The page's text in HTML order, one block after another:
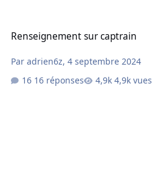
Renseignement sur captrain
Paradrien6z,4 septembre 2024
16 réponses
4,9k vues